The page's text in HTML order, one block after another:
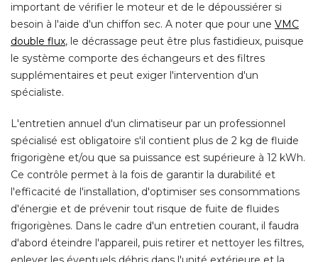
important de vérifier le moteur et de le dépoussiérer si
besoin à l'aide d'un chiffon sec. A noter que pour une VMC
double flux, le décrassage peut être plus fastidieux, puisque
le système comporte des échangeurs et des filtres
supplémentaires et peut exiger l'intervention d'un
spécialiste.
L'entretien annuel d'un climatiseur par un professionnel
spécialisé est obligatoire s'il contient plus de 2 kg de fluide
frigorigène et/ou que sa puissance est supérieure à 12 kWh.
Ce contrôle permet à la fois de garantir la durabilité et
l'efficacité de l'installation, d'optimiser ses consommations
d'énergie et de prévenir tout risque de fuite de fluides
frigorigènes. Dans le cadre d'un entretien courant, il faudra
d'abord éteindre l'appareil, puis retirer et nettoyer les filtres,